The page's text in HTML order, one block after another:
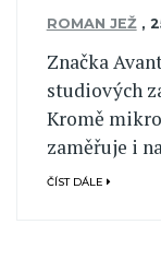
ROMAN JEŽ ,
Značka
studiových
Kromě
zaměřuje i
ČÍST DÁLE